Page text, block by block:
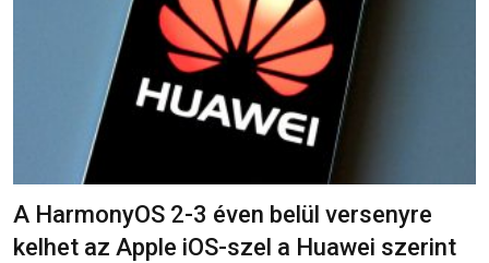
A HarmonyOS 2-3 éven belül versenyre
kelhet az Apple iOS-szel a Huawei szerint